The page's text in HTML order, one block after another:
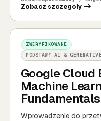
Zobacz szczegoly ->
ZWERYFIKOWANE
PODSTAWY AI &
Google Cloud
Machine
Fundamentals
Wprowadzenie do